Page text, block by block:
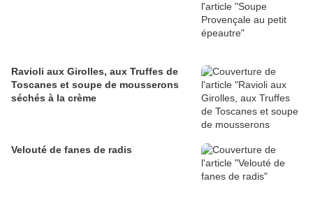
Ravioli aux Girolles, aux Truffes de
Toscanes et soupe de mousserons
séchés à la crème
Velouté de fanes de radis